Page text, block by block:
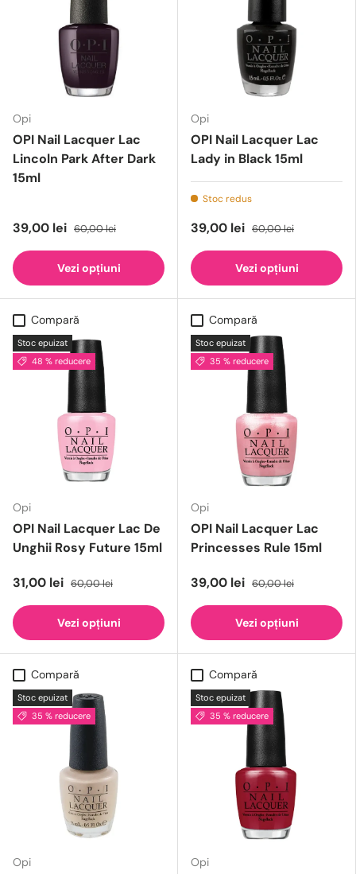
Opi
OPI Nail Lacquer Lac
Lincoln Park After Dark
15ml
39,00 lei 60,00 lei
Vezi opțiuni
Opi
OPI Nail Lacquer Lac
Lady in Black 15ml
Stoc redus
39,00 lei 60,00 lei
Vezi opțiuni
Compară
Stoc epuizat
48 % reducere
Opi
OPI Nail Lacquer Lac De
Unghii Rosy Future 15ml
31,00 lei 60,00 lei
Vezi opțiuni
Compară
Stoc epuizat
35 % reducere
Opi
OPI Nail Lacquer Lac
Princesses Rule 15ml
39,00 lei 60,00 lei
Vezi opțiuni
Compară
Stoc epuizat
35 % reducere
Opi
Compară
Stoc epuizat
35 % reducere
Opi